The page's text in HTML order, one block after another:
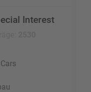
Interest